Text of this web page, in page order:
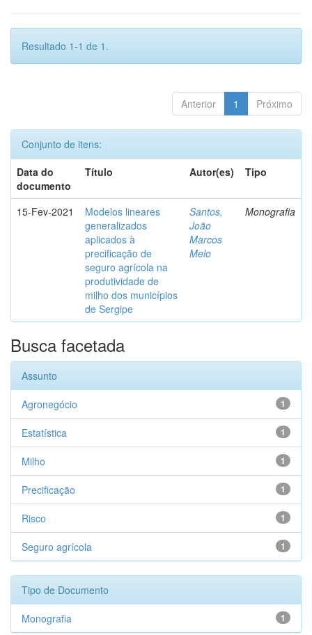
Resultado 1-1 de 1.
Anterior 1 Próximo
Conjunto de itens:
Data do
documento
Título Autor(es) Tipo
15-Fev-2021
Modelos lineares
generalizados
aplicados à
precificação de
seguro agrícola na
produtividade de
milho dos municípios
de Sergipe
Santos,
João
Marcos
Melo
Monografia
Busca facetada
Assunto
1
Agronegócio
1
Estatística
1
Milho
1
Precificação
1
Risco
1
Seguro agrícola
Tipo de Documento
1
Monografia